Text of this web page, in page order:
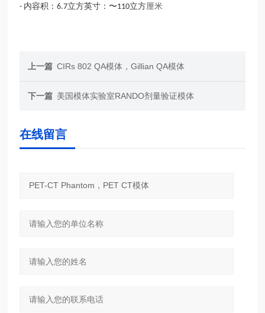
- 内容积：6.7立方英寸：〜110立方厘米
上一篇 CIRs 802 QA模体，Gillian QA模体
下一篇 美国模体实验室RANDO剂量验证模体
在线留言